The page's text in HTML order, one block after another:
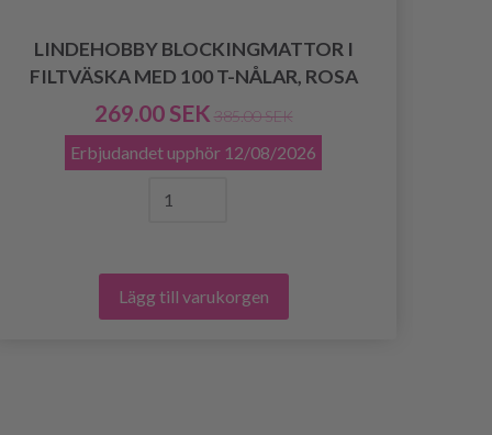
LINDEHOBBY BLOCKINGMATTOR I
FILTVÄSKA MED 100 T-NÅLAR, ROSA
269.00 SEK 385.00 SEK
Erbjudandet upphör 12/08/2026
Lägg till varukorgen